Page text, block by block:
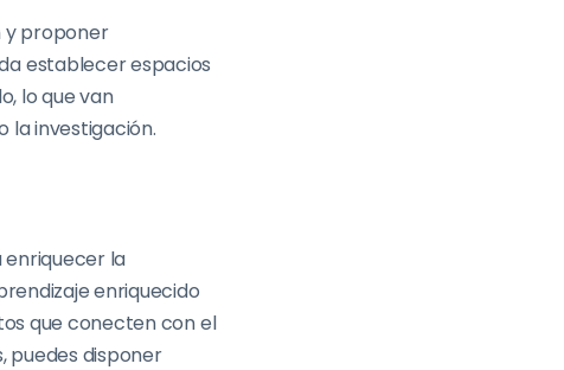
y proponer
establecer espacios
lo que van
la investigación.
enriquecer la
enriquecido
que conecten con el
puedes disponer